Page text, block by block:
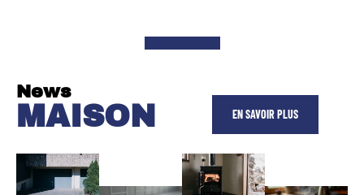
News
MAISON EN SAVOIR PLUS